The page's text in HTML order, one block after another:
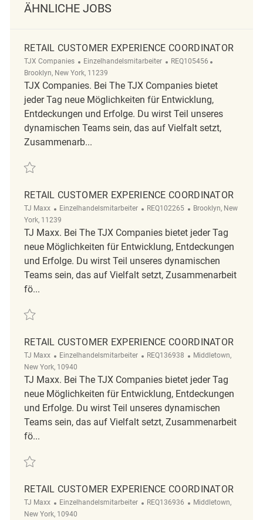
ÄHNLICHE JOBS
RETAIL CUSTOMER EXPERIENCE COORDINATOR
TJX Companies Kategorie
Einzelhandelsmitarbeiter ReqId
REQ105456
Brooklyn, New York, 11239
TJX Companies. Bei The TJX Companies bietet
jeder Tag neue Möglichkeiten für Entwicklung,
Entdeckungen und Erfolge. Du wirst Teil unseres
dynamischen Teams sein, das auf Vielfalt setzt,
Zusammenarb...
Retten Retail Customer Experience Coordinator REQ105456
RETAIL CUSTOMER EXPERIENCE COORDINATOR
TJ Maxx Kategorie
Einzelhandelsmitarbeiter ReqId
REQ102265 Ort
Brooklyn, New
York, 11239
TJ Maxx. Bei The TJX Companies bietet jeder Tag
neue Möglichkeiten für Entwicklung, Entdeckungen
und Erfolge. Du wirst Teil unseres dynamischen
Teams sein, das auf Vielfalt setzt, Zusammenarbeit
fö...
Retten Retail Customer Experience Coordinator REQ102265
RETAIL CUSTOMER EXPERIENCE COORDINATOR
TJ Maxx Kategorie
Einzelhandelsmitarbeiter ReqId
REQ136938 Ort
Middletown,
New York, 10940
TJ Maxx. Bei The TJX Companies bietet jeder Tag
neue Möglichkeiten für Entwicklung, Entdeckungen
und Erfolge. Du wirst Teil unseres dynamischen
Teams sein, das auf Vielfalt setzt, Zusammenarbeit
fö...
Retten Retail Customer Experience Coordinator REQ136938
RETAIL CUSTOMER EXPERIENCE COORDINATOR
TJ Maxx Kategorie
Einzelhandelsmitarbeiter ReqId
REQ136936 Ort
Middletown,
New York, 10940